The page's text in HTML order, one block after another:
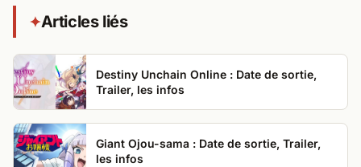
✦Articles liés
Destiny Unchain Online : Date de sortie,
Trailer, les infos
Giant Ojou-sama : Date de sortie, Trailer,
les infos